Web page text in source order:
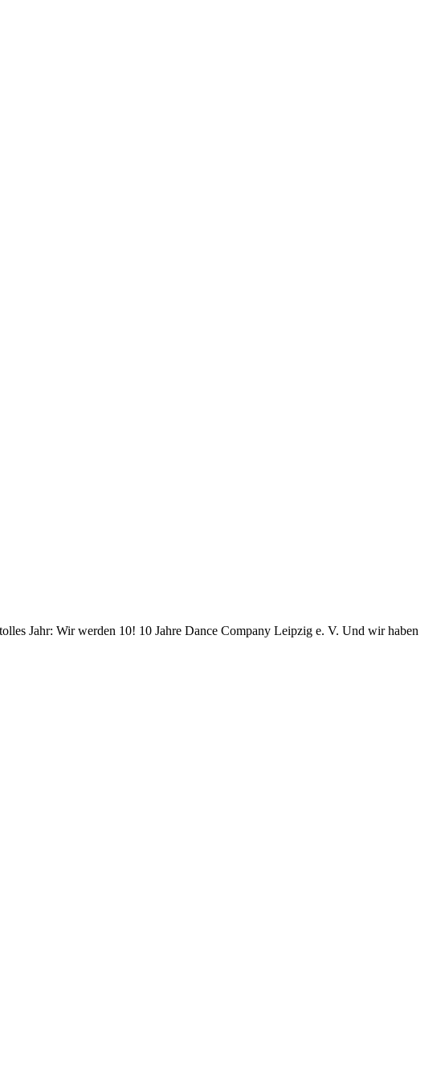
Jahr: Wir werden 10! 10 Jahre Dance Company Leipzig e. V. Und wir haben